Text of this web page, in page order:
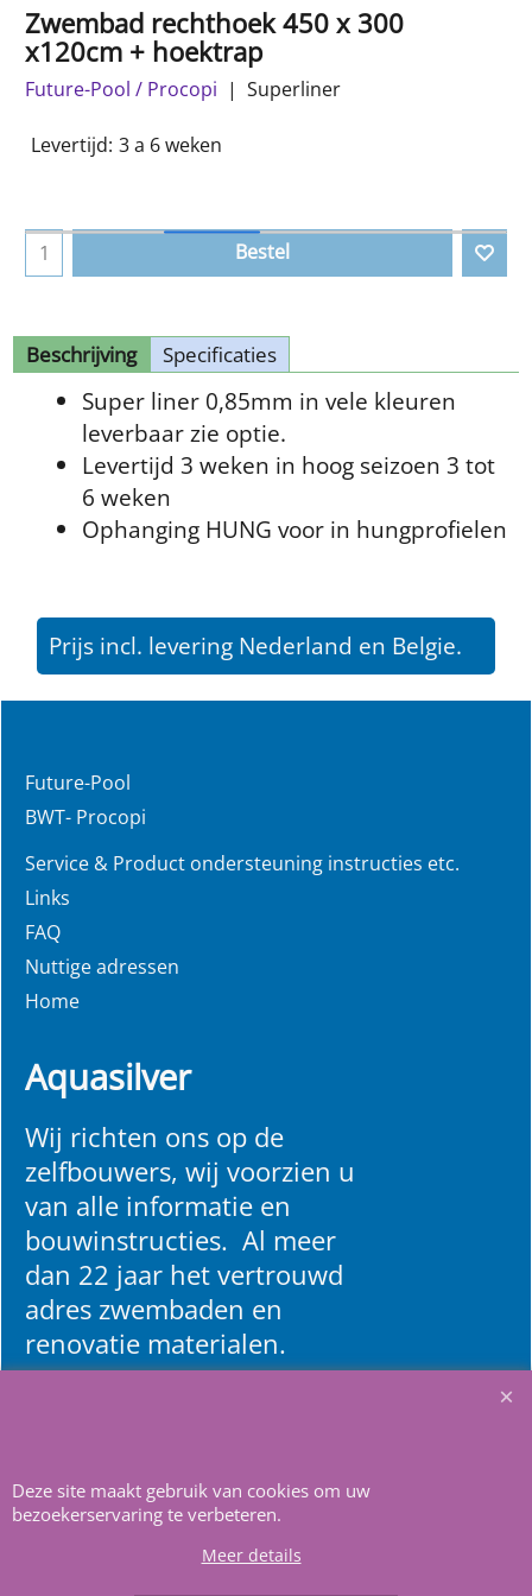
Zwembad rechthoek 450 x 300
x120cm + hoektrap
Future-Pool / Procopi Superliner
Levertijd: 3 a 6 weken
Bestel
Beschrijving Specificaties
Super liner 0,85mm in vele kleuren
leverbaar zie optie.
Levertijd 3 weken in hoog seizoen 3 tot
6 weken
Ophanging HUNG voor in hungprofielen
Prijs incl. levering Nederland en Belgie.
Future-Pool
BWT- Procopi
Service & Product ondersteuning instructies etc.
Links
FAQ
Nuttige adressen
Home
Aquasilver
Wij richten ons op de
zelfbouwers, wij voorzien u
van alle informatie en
bouwinstructies. Al meer
dan 22 jaar het vertrouwd
adres zwembaden en
renovatie materialen.
Deze site maakt gebruik van cookies om uw
bezoekerservaring te verbeteren.
Meer details